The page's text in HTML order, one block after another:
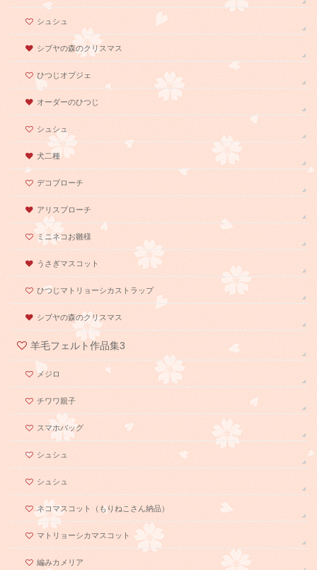
シュシュ
シブヤの森のクリスマス
ひつじオブジェ
オーダーのひつじ
シュシュ
犬二種
デコブローチ
アリスブローチ
ミニネコお雛様
うさぎマスコット
ひつじマトリョーシカストラップ
シブヤの森のクリスマス
羊毛フェルト作品集3
メジロ
チワワ親子
スマホバッグ
シュシュ
シュシュ
ネコマスコット（もりねこさん納品）
マトリョーシカマスコット
編みカメリア